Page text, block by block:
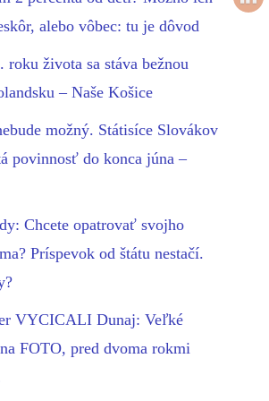
alebo vôbec: tu je dôvod
roku života sa stáva bežnou
– Naše Košice
možný. Státisíce Slovákov
povinnosť do konca júna –
Chcete opatrovať svojho
Príspevok od štátu nestačí.
VYCICALI Dunaj: Veľké
FOTO, pred dvoma rokmi